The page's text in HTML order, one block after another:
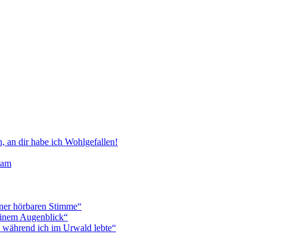
an dir habe ich Wohlgefallen!
hörbaren Stimme“
Augenblick“
ich im Urwald lebte“